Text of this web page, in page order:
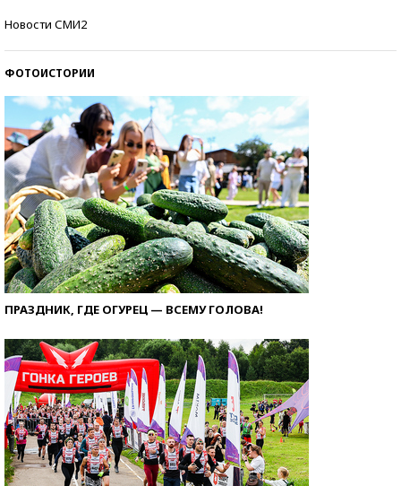
Новости СМИ2
ФОТОИСТОРИИ
ПРАЗДНИК, ГДЕ ОГУРЕЦ — ВСЕМУ ГОЛОВА!